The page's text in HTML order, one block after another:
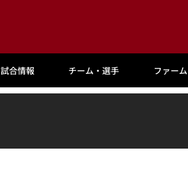
試合情報 チーム・選手 ファーム